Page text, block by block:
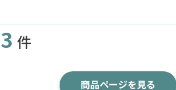
件
商品ページを見る